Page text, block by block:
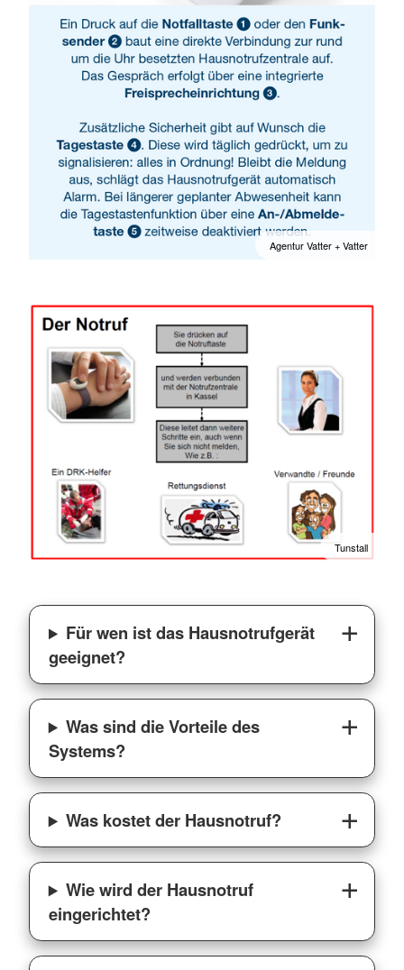
Agentur Vatter + Vatter
Tunstall
Für wen ist das Hausnotrufgerät
geeignet?
Was sind die Vorteile des
Systems?
Was kostet der Hausnotruf?
Wie wird der Hausnotruf
eingerichtet?